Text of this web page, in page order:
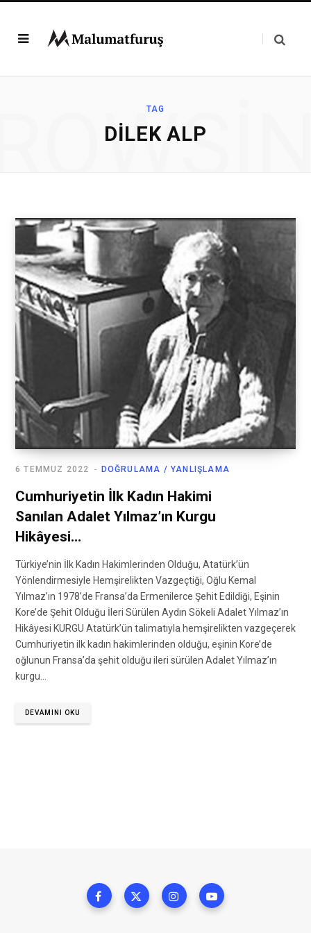
TAG
DILEK ALP
DOĞRULAMA / YANLIŞLAMA
6 TEMMUZ 2022
Cumhuriyetin İlk Kadın Hakimi
Sanılan Adalet Yılmaz’ın Kurgu
Hikâyesi…
Türkiye’nin İlk Kadın Hakimlerinden Olduğu, Atatürk’ün
Yönlendirmesiyle Hemşirelikten Vazgeçtiği, Oğlu Kemal
Yılmaz’ın 1978’de Fransa’da Ermenilerce Şehit Edildiği, Eşinin
Kore’de Şehit Olduğu İleri Sürülen Aydın Sökeli Adalet Yılmaz’ın
Hikâyesi KURGU Atatürk’ün talimatıyla hemşirelikten vazgeçerek
Cumhuriyetin ilk kadın hakimlerinden olduğu, eşinin Kore’de
oğlunun Fransa’da şehit olduğu ileri sürülen Adalet Yılmaz’ın
kurgu…
DEVAMINI OKU